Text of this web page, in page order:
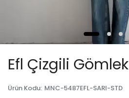
Efl Çizgili Gömlek
Ürün Kodu: MNC-5487EFL-SARI-STD